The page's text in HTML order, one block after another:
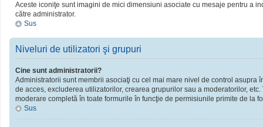
Aceste iconiţe sunt imagini de mici dimensiuni asociate cu mesaje pentru a
către administrator.
Sus
Niveluri de utilizatori şi grupuri
Cine sunt administratorii?
Administratorii sunt membrii asociaţi cu cel mai mare nivel de control
de acces, excluderea utilizatorilor, crearea grupurilor sau a moderatorilor,
moderare completă în toate formurile în funcţie de permisiunile primite de la
Sus